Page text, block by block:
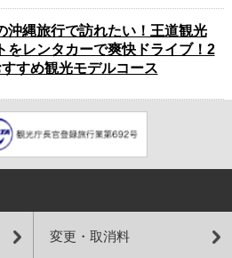
沖縄旅行で訪れたい！王道観光
をレンタカーで爽快ドライブ！2
すめ観光モデルコース
変更・取消料